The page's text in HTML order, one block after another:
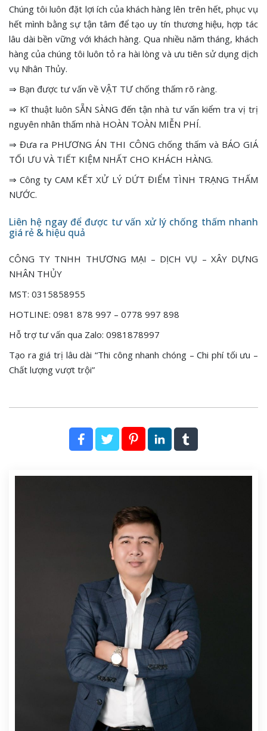
Chúng tôi luôn đặt lợi ích của khách hàng lên trên hết, phục vụ
hết mình bằng sự tận tâm để tạo uy tín thương hiệu, hợp tác
lâu dài bền vững với khách hàng. Qua nhiều năm tháng, khách
hàng của chúng tôi luôn tỏ ra hài lòng và ưu tiên sử dụng dịch
vụ Nhân Thủy.
⇒ Bạn được tư vấn về VẬT TƯ chống thấm rõ ràng.
⇒ Kĩ thuật luôn SẴN SÀNG đến tận nhà tư vấn kiểm tra vị trị
nguyên nhân thấm nhà HOÀN TOÀN MIỄN PHÍ.
⇒ Đưa ra PHƯƠNG ÁN THI CÔNG chống thấm và BÁO GIÁ
TỐI ƯU VÀ TIẾT KIỆM NHẤT CHO KHÁCH HÀNG.
⇒ Công ty CAM KẾT XỬ LÝ DỨT ĐIỂM TÌNH TRẠNG THẤM
NƯỚC.
Liên hệ ngay để được tư vấn xử lý chống thấm nhanh
giá rẻ & hiệu quả
CÔNG TY TNHH THƯƠNG MẠI – DỊCH VỤ – XÂY DỰNG
NHÂN THỦY
MST: 0315858955
HOTLINE: 0981 878 997 – 0778 997 898
Hỗ trợ tư vấn qua Zalo: 0981878997
Tạo ra giá trị lâu dài “Thi công nhanh chóng – Chi phí tối ưu –
Chất lượng vượt trội”